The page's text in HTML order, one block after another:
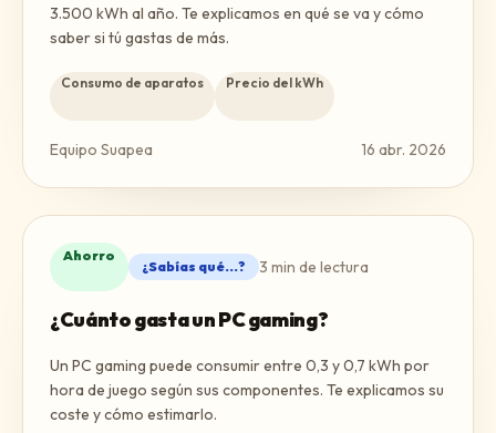
3.500 kWh al año. Te explicamos en qué se va y cómo
saber si tú gastas de más.
Consumo de aparatos Precio del kWh
Equipo Suapea 16 abr. 2026
Ahorro
¿Sabías qué...? 3 min de lectura
¿Cuánto gasta un PC gaming?
Un PC gaming puede consumir entre 0,3 y 0,7 kWh por
hora de juego según sus componentes. Te explicamos su
coste y cómo estimarlo.